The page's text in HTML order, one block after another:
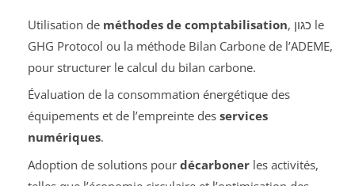
Utilisation de méthodes de comptabilisation, כגון le
GHG Protocol ou la méthode Bilan Carbone de l’ADEME,
pour structurer le calcul du bilan carbone.
Évaluation de la consommation énergétique des
équipements et de l’empreinte des services
numériques.
Adoption de solutions pour décarbonerles activités,